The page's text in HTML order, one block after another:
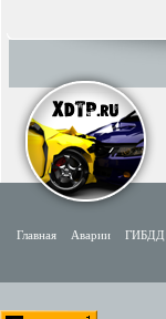
Главная Аварии ГИБДД